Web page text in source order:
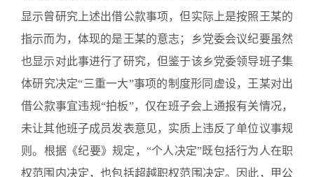
显示曾研究上述出借公款事项，但实际上是按照王某的
指示而为，体现的是王某的意志；乡党委会议纪要虽然
也显示对此事进行了研究，但鉴于该乡党委领导班子集
体研究决定“三重一大”事项的制度形同虚设，王某对出
借公款事宜违规“拍板”，仅在班子会上通报有关情况，
未让其他班子成员发表意见，实质上违反了单位议事规
则。根据《纪要》规定，“个人决定”既包括行为人在职
权范围内决定，也包括超越职权范围决定。因此，甲公